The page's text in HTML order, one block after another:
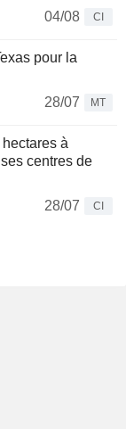
04/08
CI
pour la
28/07
MT
à
centres de
28/07
CI